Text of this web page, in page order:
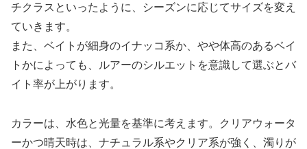
チクラスといったように、シーズンに応じてサイズを変え
ていきます。
また、ベイトが細身のイナッコ系か、やや体高のあるベイ
トかによっても、ルアーのシルエットを意識して選ぶとバ
イト率が上がります。
カラーは、水色と光量を基準に考えます。クリアウォータ
ーかつ晴天時は、ナチュラル系やクリア系が強く、濁りが